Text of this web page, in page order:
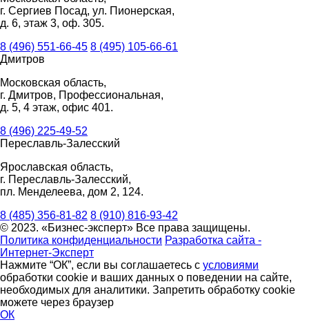
г. Сергиев Посад, ул. Пионерская,
д. 6, этаж 3, оф. 305.
8 (496) 551-66-45 8 (495) 105-66-61
Дмитров
Московская область,
г. Дмитров, Профессиональная,
д. 5, 4 этаж, офис 401.
8 (496) 225-49-52
Переславль-Залесский
Ярославская область,
г. Переславль-Залесский,
пл. Менделеева, дом 2, 124.
8 (485) 356-81-82 8 (910) 816-93-42
© 2023. «Бизнес-эксперт» Все права защищены.
Политика конфиденциальности Разработка сайта -
Интернет-Эксперт
Нажмите “ОК”, если вы соглашаетесь с условиями
обработки cookie и ваших данных о поведении на сайте,
необходимых для аналитики. Запретить обработку cookie
можете через браузер
ОК